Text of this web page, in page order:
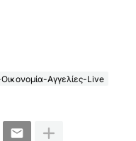
Αγγελίες-Live